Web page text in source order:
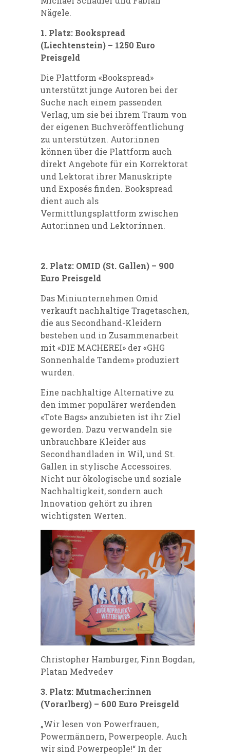
Nägele.
1. Platz: Bookspread
(Liechtenstein) – 1250 Euro
Preisgeld
Die Plattform «Bookspread»
unterstützt junge Autoren bei der
Suche nach einem passenden
Verlag, um sie bei ihrem Traum von
der eigenen Buchveröffentlichung
zu unterstützen. Autor:innen
können über die Plattform auch
direkt Angebote für ein Korrektorat
und Lektorat ihrer Manuskripte
und Exposés finden. Bookspread
dient auch als
Vermittlungsplattform zwischen
Autor:innen und Lektor:innen.
2. Platz: OMID (St. Gallen) – 900
Euro Preisgeld
Das Miniunternehmen Omid
verkauft nachhaltige Tragetaschen,
die aus Secondhand-Kleidern
bestehen und in Zusammenarbeit
mit «DIE MACHEREI» der «GHG
Sonnenhalde Tandem» produziert
wurden.
Eine nachhaltige Alternative zu
den immer populärer werdenden
«Tote Bags» anzubieten ist ihr Ziel
geworden. Dazu verwandeln sie
unbrauchbare Kleider aus
Secondhandladen in Wil, und St.
Gallen in stylische Accessoires.
Nicht nur ökologische und soziale
Nachhaltigkeit, sondern auch
Innovation gehört zu ihren
wichtigsten Werten.
Christopher Hamburger, Finn Bogdan,
Platan Medvedev
3. Platz: Mutmacher:innen
(Vorarlberg) – 600 Euro Preisgeld
„Wir lesen von Powerfrauen,
Powermännern, Powerpeople. Auch
wir sind Powerpeople!“ In der